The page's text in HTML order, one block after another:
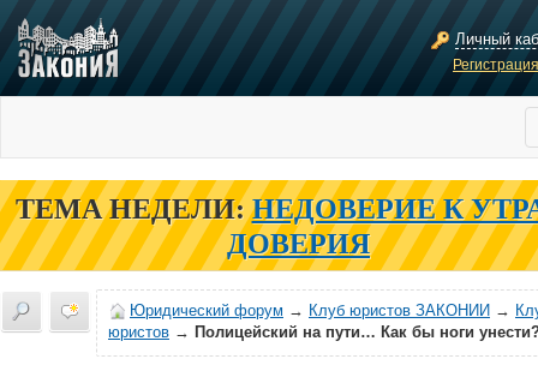
Личный
ТЕМА НЕДЕЛИ: НЕДОВЕРИЕ К
ДОВЕРИЯ
Юридический форум → Клуб юристов ЗАКОНИИ →
юристов → Полицейский на пути… Как бы ноги